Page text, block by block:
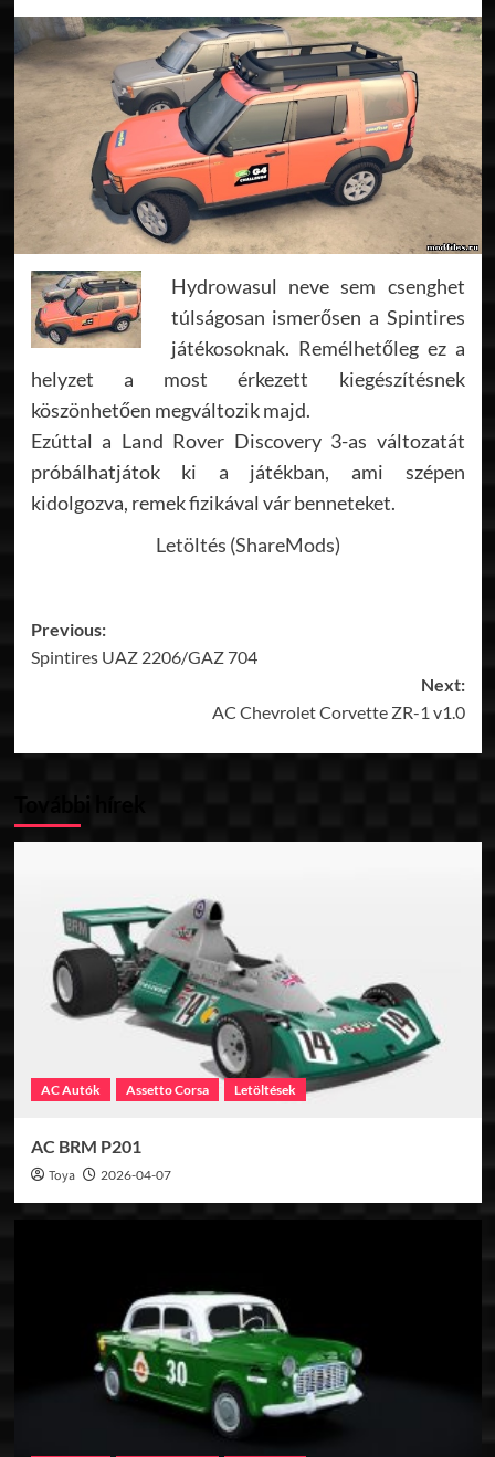
Hydrowasul neve sem csenghet
túlságosan ismerősen a Spintires
játékosoknak. Remélhetőleg ez a
helyzet a most érkezett kiegészítésnek
köszönhetően megváltozik majd.
Ezúttal a Land Rover Discovery 3-as változatát
próbálhatjátok ki a játékban, ami szépen
kidolgozva, remek fizikával vár benneteket.
Letöltés (ShareMods)
Post
navigation
Previous:
Spintires UAZ 2206/GAZ 704
Next:
AC Chevrolet Corvette ZR-1 v1.0
AC Autók Assetto Corsa Letöltések
AC BRM P201
Toya 2026-04-07